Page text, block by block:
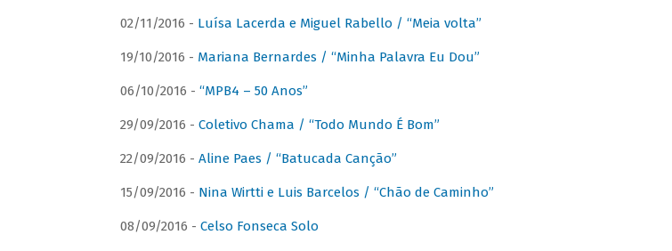
02/11/2016 - Luísa Lacerda e Miguel Rabello / “Meia volta”
19/10/2016 - Mariana Bernardes / “Minha Palavra Eu Dou”
06/10/2016 - “MPB4 – 50 Anos”
29/09/2016 - Coletivo Chama / “Todo Mundo É Bom”
22/09/2016 - Aline Paes / “Batucada Canção”
15/09/2016 - Nina Wirtti e Luis Barcelos / “Chão de Caminho”
08/09/2016 - Celso Fonseca Solo